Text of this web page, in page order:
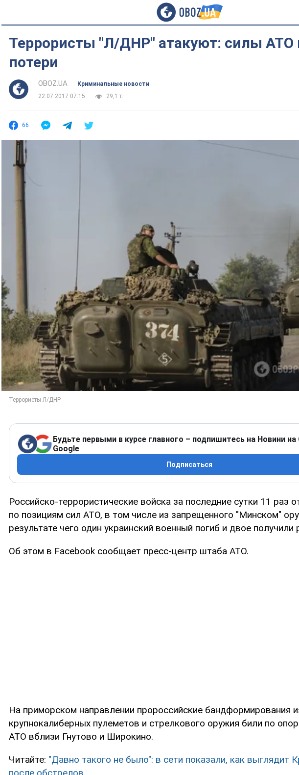
Террористы "Л/ДНР" атакуют: силы АТО
потери
OBOZ.UA
Криминальные новости
22.07.2017 07:15
29,1 т.
66
Будьте первыми в курсе главного – подпишитесь на Новини на
Google
Подписаться
Российско-террористические войска за последние сутки 11 раз
по позициям сил АТО, в том числе из запрещенного "Минском"
результате чего один украинский военный погиб и двое получили
Об этом в Facebook сообщает пресс-центр штаба АТО.
На приморском направлении пророссийские бандформирования
крупнокалиберных пулеметов и стрелкового оружия били по
АТО вблизи Гнутово и Широкино.
Читайте: "Давно такого не было": в сети показали, как выглядит